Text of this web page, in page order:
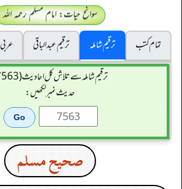
سوانح حیات: امام مسلم رحمہ اللہ
تمام کتب
ترقیم شاملہ ترقيم عبدالباقی عربی
ترقیم شاملہ سے تلاش کل احادیث (7563)
حدیث نمبر لکھیں:
صحيح مسلم